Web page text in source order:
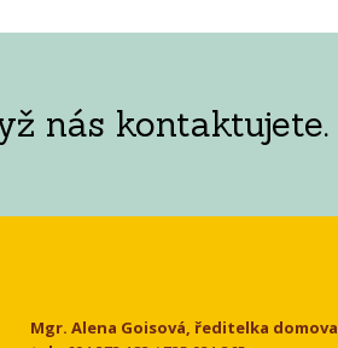
nás kontaktujete.
Mgr. Alena Goisová, ředitelka domova